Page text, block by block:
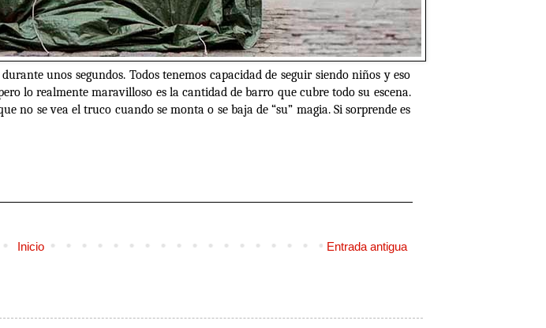
unos segundos. Todos tenemos capacidad de seguir siendo niños y eso
lo realmente maravilloso es la cantidad de barro que cubre todo su escena.
no se vea el truco cuando se monta o se baja de “su” magia. Si sorprende es
Entrada antigua
Inicio